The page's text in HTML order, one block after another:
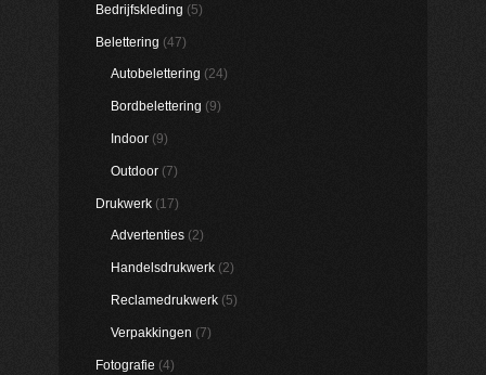
Bedrijfskleding (5)
Belettering (47)
Autobelettering (24)
Bordbelettering (9)
Indoor (9)
Outdoor (7)
Drukwerk (17)
Advertenties (2)
Handelsdrukwerk (2)
Reclamedrukwerk (5)
Verpakkingen (7)
Fotografie (4)